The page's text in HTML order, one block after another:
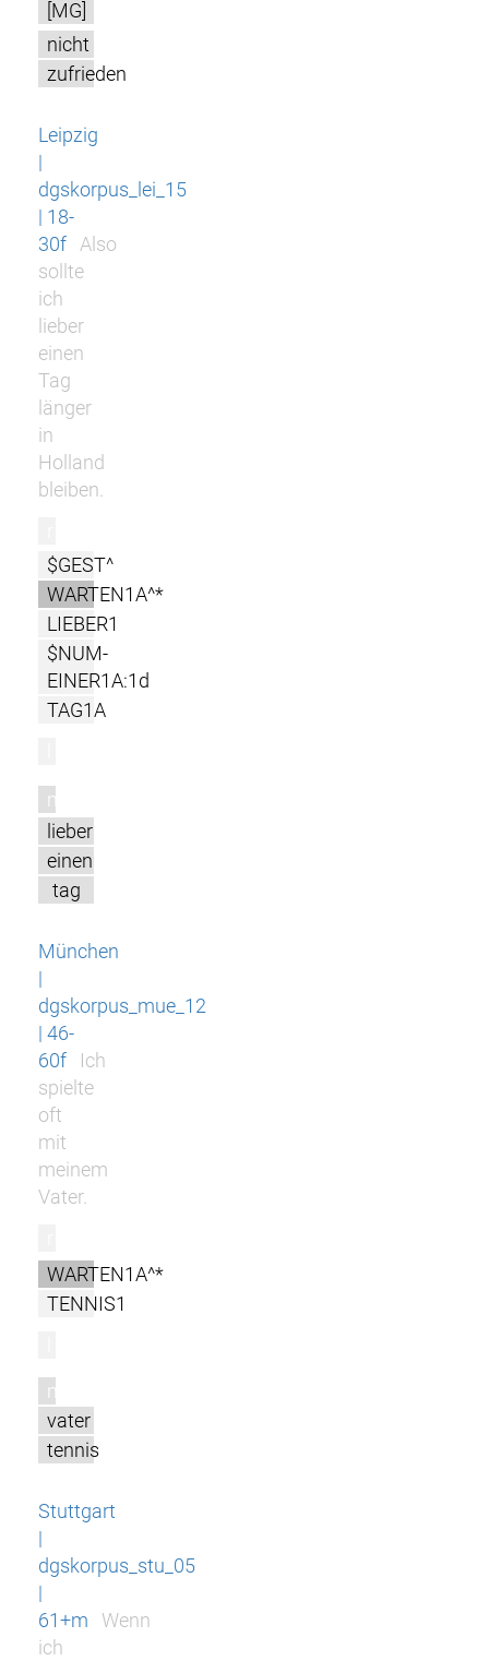
[MG]
nicht
zufrieden
Leipzig
|
dgskorpus_lei_15
| 18-
30f
Also
sollte
ich
lieber
einen
Tag
länger
in
Holland
bleiben.
$GEST^
WARTEN1A^*
LIEBER1
$NUM-
EINER1A:1d
TAG1A
m
lieber
einen
tag
München
|
dgskorpus_mue_12
| 46-
60f
Ich
spielte
oft
mit
meinem
Vater.
WARTEN1A^*
TENNIS1
m
vater
tennis
Stuttgart
|
dgskorpus_stu_05
|
61+m
Wenn
ich